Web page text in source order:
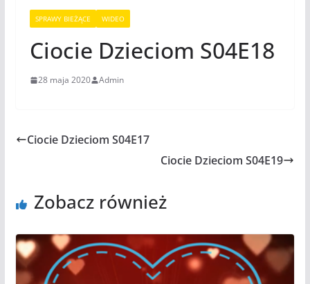
SPRAWY BIEŻĄCE WIDEO
Ciocie Dzieciom S04E18
28 maja 2020 Admin
Ciocie Dzieciom S04E17
Ciocie Dzieciom S04E19
Zobacz również